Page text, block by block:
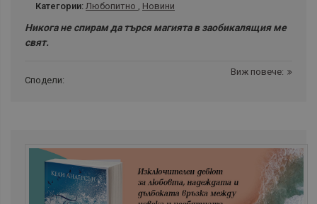
Категории: Любопитно , Новини
Никога не спирам да търся магията в заобикалящия ме
свят.
Виж повече:
Сподели: